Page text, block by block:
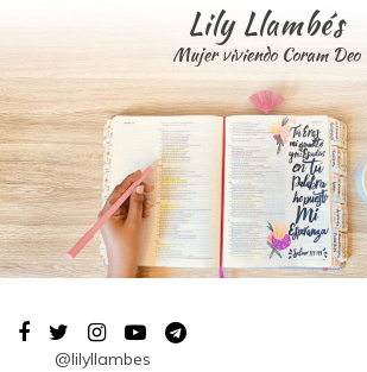
Lily Llambés
Mujer viviendo Coram Deo
@lilyllambes